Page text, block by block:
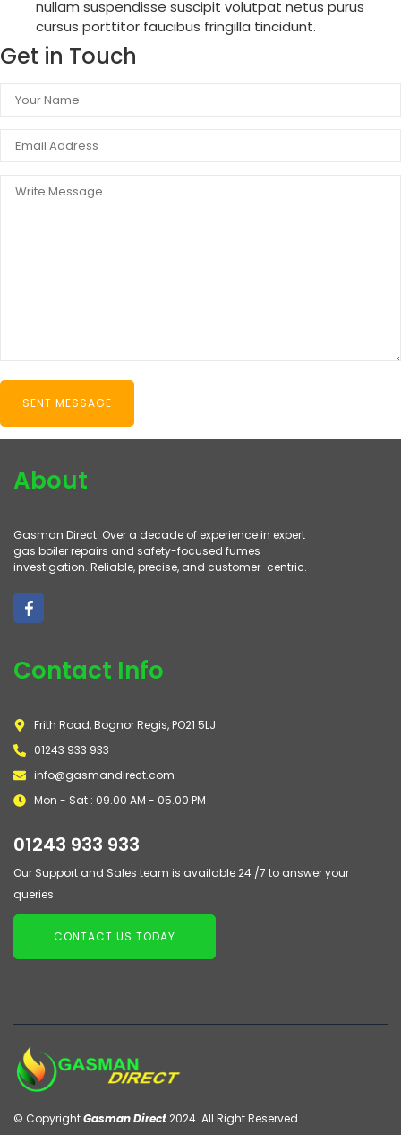
nullam suspendisse suscipit volutpat netus purus
cursus porttitor faucibus fringilla tincidunt.
Get in Touch
About
Gasman Direct: Over a decade of experience in expert
gas boiler repairs and safety-focused fumes
investigation. Reliable, precise, and customer-centric.
Contact Info
Frith Road, Bognor Regis, PO21 5LJ
01243 933 933
info@gasmandirect.com
Mon - Sat : 09.00 AM - 05.00 PM
01243 933 933
Our Support and Sales team is available 24 /7 to answer your
queries
CONTACT US TODAY
© CopyrightGasman Direct 2024. All Right Reserved.